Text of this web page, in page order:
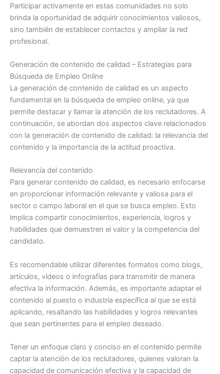
Participar activamente en estas comunidades no solo
brinda la oportunidad de adquirir conocimientos valiosos,
sino también de establecer contactos y ampliar la red
profesional.
Generación de contenido de calidad – Estrategias para
Búsqueda de Empleo Online
La generación de contenido de calidad es un aspecto
fundamental en la búsqueda de empleo online, ya que
permite destacar y llamar la atención de los reclutadores. A
continuación, se abordan dos aspectos clave relacionados
con la generación de contenido de calidad: la relevancia del
contenido y la importancia de la actitud proactiva.
Relevancia del contenido
Para generar contenido de calidad, es necesario enfocarse
en proporcionar información relevante y valiosa para el
sector o campo laboral en el que se busca empleo. Esto
implica compartir conocimientos, experiencia, logros y
habilidades que demuestren el valor y la competencia del
candidato.
Es recomendable utilizar diferentes formatos como blogs,
artículos, vídeos o infografías para transmitir de manera
efectiva la información. Además, es importante adaptar el
contenido al puesto o industria específica al que se está
aplicando, resaltando las habilidades y logros relevantes
que sean pertinentes para el empleo deseado.
Tener un enfoque claro y conciso en el contenido permite
captar la atención de los reclutadores, quienes valoran la
capacidad de comunicación efectiva y la capacidad de